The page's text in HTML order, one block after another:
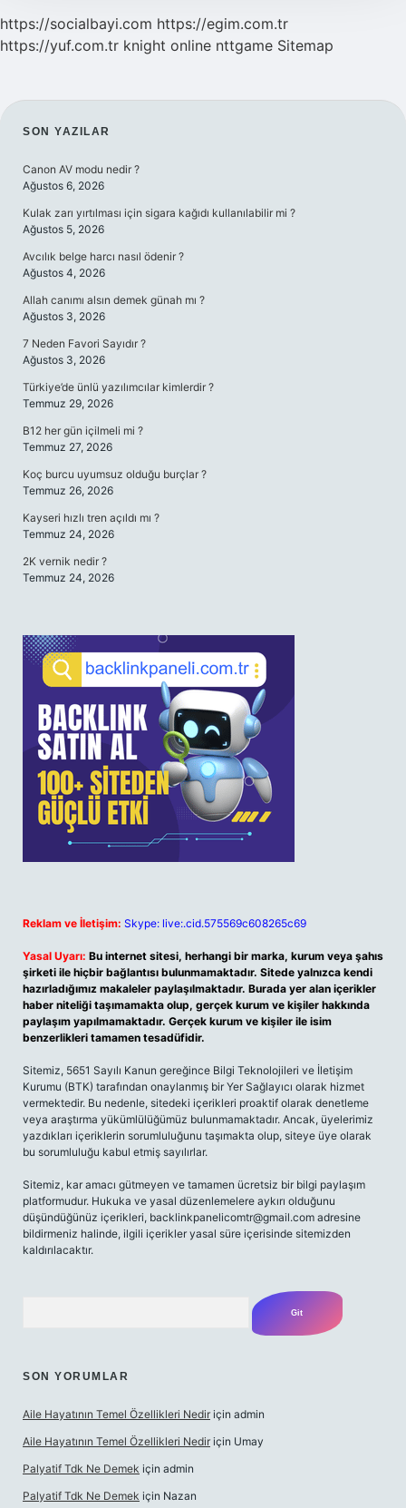
https://socialbayi.com https://egim.com.tr
https://yuf.com.tr knight online nttgame Sitemap
SIDEBAR
SON YAZILAR
Canon AV modu nedir ?
Ağustos 6, 2026
Kulak zarı yırtılması için sigara kağıdı kullanılabilir mi ?
Ağustos 5, 2026
Avcılık belge harcı nasıl ödenir ?
Ağustos 4, 2026
Allah canımı alsın demek günah mı ?
Ağustos 3, 2026
7 Neden Favori Sayıdır ?
Ağustos 3, 2026
Türkiye’de ünlü yazılımcılar kimlerdir ?
Temmuz 29, 2026
B12 her gün içilmeli mi ?
Temmuz 27, 2026
Koç burcu uyumsuz olduğu burçlar ?
Temmuz 26, 2026
Kayseri hızlı tren açıldı mı ?
Temmuz 24, 2026
2K vernik nedir ?
Temmuz 24, 2026
Reklam ve İletişim: Skype: live:.cid.575569c608265c69
Yasal Uyarı: Bu internet sitesi, herhangi bir marka, kurum veya şahıs
şirketi ile hiçbir bağlantısı bulunmamaktadır. Sitede yalnızca kendi
hazırladığımız makaleler paylaşılmaktadır. Burada yer alan içerikler
haber niteliği taşımamakta olup, gerçek kurum ve kişiler hakkında
paylaşım yapılmamaktadır. Gerçek kurum ve kişiler ile isim
benzerlikleri tamamen tesadüfidir.
Sitemiz, 5651 Sayılı Kanun gereğince Bilgi Teknolojileri ve İletişim
Kurumu (BTK) tarafından onaylanmış bir Yer Sağlayıcı olarak hizmet
vermektedir. Bu nedenle, sitedeki içerikleri proaktif olarak denetleme
veya araştırma yükümlülüğümüz bulunmamaktadır. Ancak, üyelerimiz
yazdıkları içeriklerin sorumluluğunu taşımakta olup, siteye üye olarak
bu sorumluluğu kabul etmiş sayılırlar.
Sitemiz, kar amacı gütmeyen ve tamamen ücretsiz bir bilgi paylaşım
platformudur. Hukuka ve yasal düzenlemelere aykırı olduğunu
düşündüğünüz içerikleri, backlinkpanelicomtr@gmail.com adresine
bildirmeniz halinde, ilgili içerikler yasal süre içerisinde sitemizden
kaldırılacaktır.
SON YORUMLAR
Aile Hayatının Temel Özellikleri Nedir için admin
Aile Hayatının Temel Özellikleri Nedir için Umay
Palyatif Tdk Ne Demek için admin
Palyatif Tdk Ne Demek için Nazan